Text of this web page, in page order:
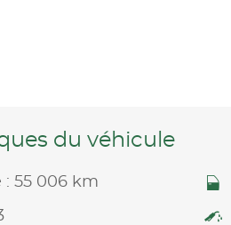
du véhicule
: 55 006 km